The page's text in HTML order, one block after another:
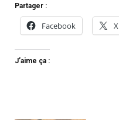
Partager :
Facebook X
J’aime ça :